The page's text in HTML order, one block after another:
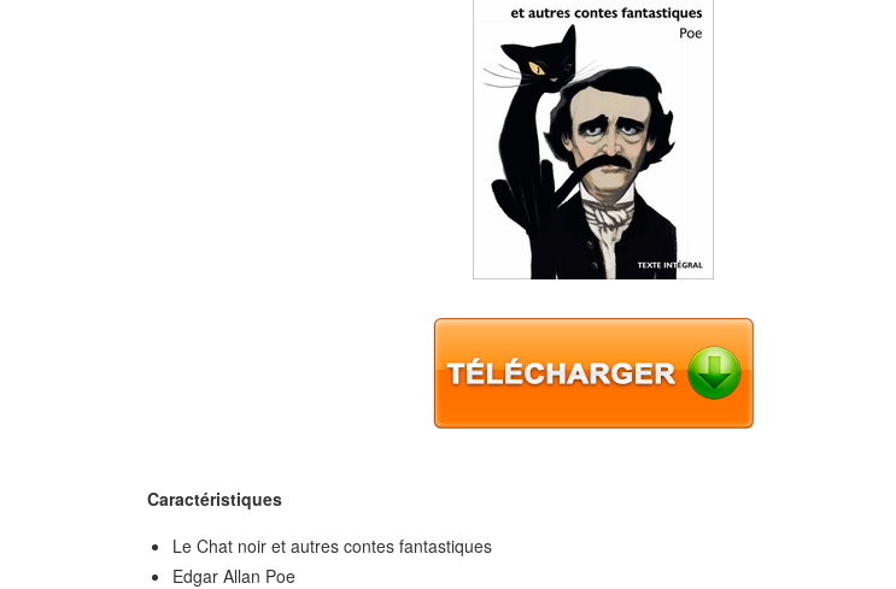
Caractéristiques
Le Chat noir et autres contes fantastiques
Edgar Allan Poe